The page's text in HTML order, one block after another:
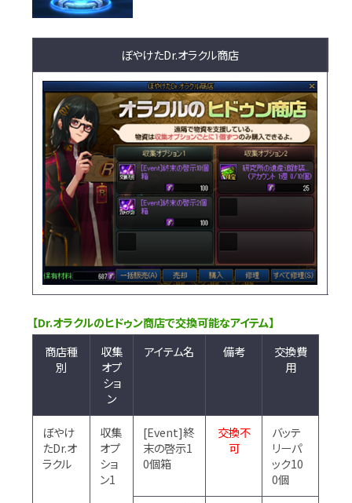
ぼやけたDr.オラクル商店
【Dr.オラクルのヒドゥン商店で交換可能なアイテム】
商店種
別
収集
オプ
ショ
ン
アイテム名 備考
交換費
用
ぼやけ
たDr.オ
ラクル
収集
オプ
ショ
ン1
[Event]終
末の啓示1
0個箱
交換不
可
バッテ
リーパ
ック10
0個